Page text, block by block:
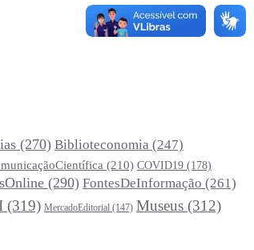
(270) Biblioteconomia (247)
(210) COVID19 (178)
(290) FontesDeInformação (261)
(319) MercadoEditorial (147) Museus (312)